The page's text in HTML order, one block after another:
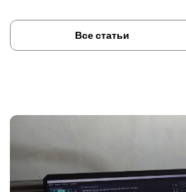
Все статьи